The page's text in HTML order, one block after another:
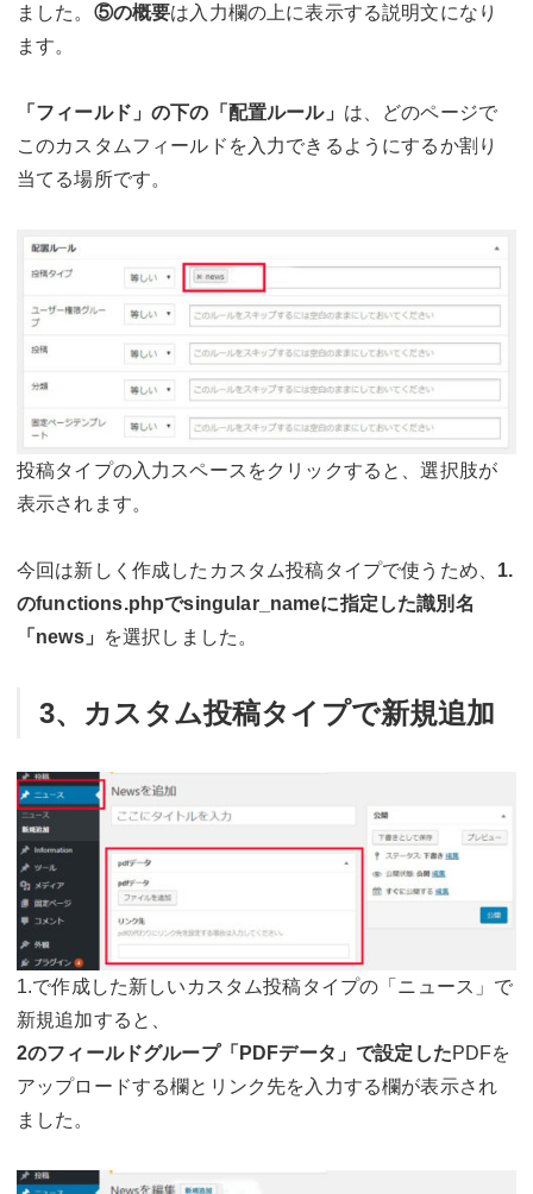
ました。 ⑤の概要は入力欄の上に表示する説明文になり
ます。
「フィールド」の下の「配置ルール」 は、どのページで
このカスタムフィールドを入力できるようにするか割り
当てる場所です。
投稿タイプの入力スペースをクリックすると、選択肢が
表示されます。
今回は新しく作成したカスタム投稿タイプで使うため、 1.
のfunctions.phpでsingular_nameに指定した識別名
「news」
を選択しました。
3、カスタム投稿タイプで新規追加
1.で作成した新しいカスタム投稿タイプの「ニュース」で
新規追加すると、
2のフィールドグループ「PDFデータ」で設定したPDFを
アップロードする欄とリンク先を入力する欄が表示され
ました。